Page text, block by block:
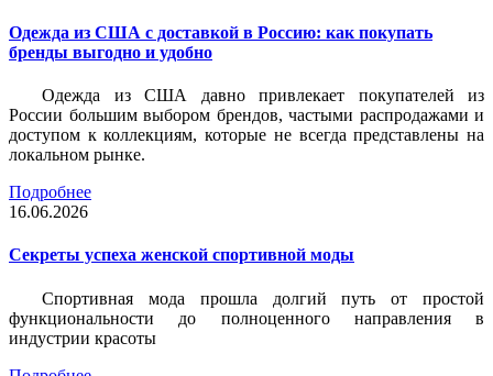
Одежда из США с доставкой в Россию: как покупать
бренды выгодно и удобно
Одежда из США давно привлекает покупателей из
России большим выбором брендов, частыми распродажами и
доступом к коллекциям, которые не всегда представлены на
локальном рынке.
Подробнее
16.06.2026
Секреты успеха женской спортивной моды
Спортивная мода прошла долгий путь от простой
функциональности до полноценного направления в
индустрии красоты